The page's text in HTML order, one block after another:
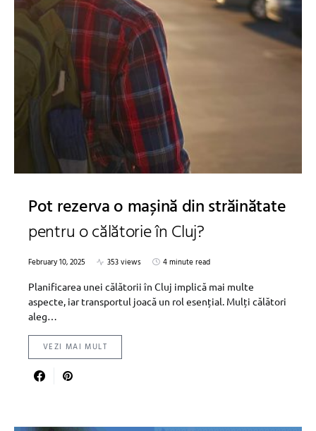
Pot rezerva o mașină din străinătate
pentru o călătorie în Cluj?
February 10, 2025 353 views
4 minute read
Planificarea unei călătorii în Cluj implică mai multe
aspecte, iar transportul joacă un rol esențial. Mulți călători
aleg…
VEZI MAI MULT